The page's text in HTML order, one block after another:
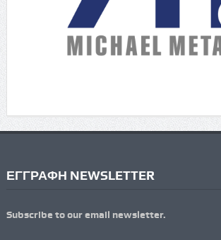
ΕΓΓΡΑΦΗ NEWSLETTER
Subscribe to our email newsletter.